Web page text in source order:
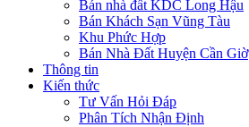
Bán nhà đất KDC Long Hậu
Bán Khách Sạn Vũng Tàu
Khu Phức Hợp
Bán Nhà Đất Huyện Cần Giờ
Thông tin
Kiến thức
Tư Vấn Hỏi Đáp
Phân Tích Nhận Định